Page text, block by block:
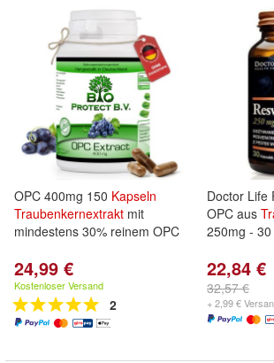
OPC 400mg 150 Kapseln
Traubenkernextrakt mit
mindestens 30% reinem OPC
24,99 €
Kostenloser Versand
2
Doctor Life
OPC aus
250mg - 30
22,84 €
32,57 €
+ 2,99 €